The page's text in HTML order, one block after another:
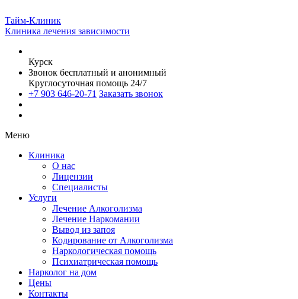
Тайм-Клиник
Клиника лечения зависимости
Курск
Звонок бесплатный и анонимный
Круглосуточная помощь 24/7
+7 903 646-20-71 Заказать звонок
Меню
Клиника
О нас
Лицензии
Специалисты
Услуги
Лечение Алкоголизма
Лечение Наркомании
Вывод из запоя
Кодирование от Алкоголизма
Наркологическая помощь
Психиатрическая помощь
Нарколог на дом
Цены
Контакты